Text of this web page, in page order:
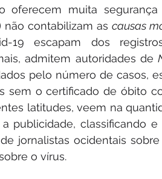
oferecem muita
não contabilizam as causas
19 escapam dos
admitem autoridades de
pelo número de casos,
sem o certificado de óbito
latitudes, veem na
publicidade, classificando
jornalistas ocidentais
o vírus.